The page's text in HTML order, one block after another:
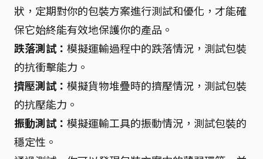
狀，定期對你的包裝方案進行測試和優化，才能確
保它始終能有效地保護你的產品。
跌落測試： 模擬運輸過程中的跌落情況，測試包裝
的抗衝擊能力。
擠壓測試： 模擬貨物堆疊時的擠壓情況，測試包裝
的抗壓能力。
振動測試： 模擬運輸工具的振動情況，測試包裝的
穩定性。